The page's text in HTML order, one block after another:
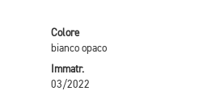
Colore
bianco opaco
Immatr.
03/2022